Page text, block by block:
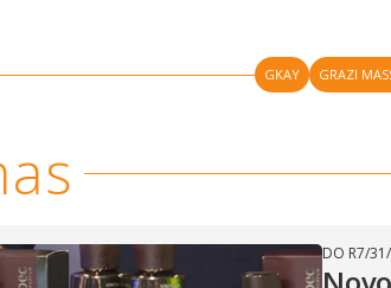
GKAY GRAZI
DO R7/